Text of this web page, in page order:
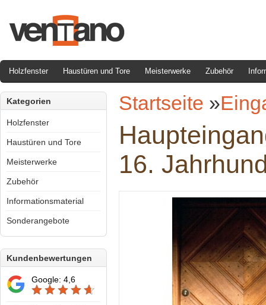
Holzfenster Haustüren und Tore Meisterwerke Zubehör
Kategorien
Holzfenster
Haustüren und Tore
Meisterwerke
Zubehör
Informationsmaterial
Sonderangebote
Kundenbewertungen
Google: 4,6
Startseite »
16.